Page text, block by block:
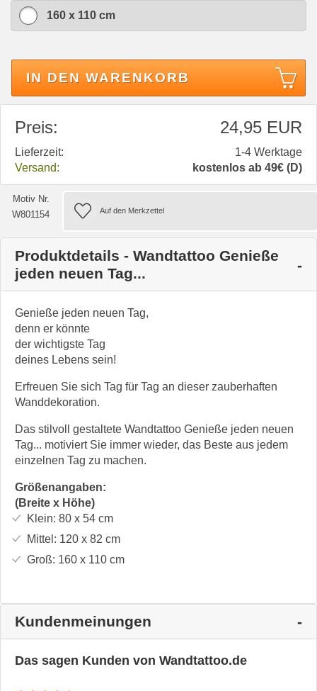
160 x 110 cm
IN DEN WARENKORB
Preis: 24,95 EUR
Lieferzeit:
1-4 Werktage
Versand:
kostenlos ab 49€ (D)
Motiv Nr.
W801154
Produktdetails - Wandtattoo Genieße
jeden neuen Tag...
Genieße jeden neuen Tag,
denn er könnte
der wichtigste Tag
deines Lebens sein!
Erfreuen Sie sich Tag für Tag an dieser zauberhaften
Wanddekoration.
Das stilvoll gestaltete Wandtattoo Genieße jeden neuen
Tag... motiviert Sie immer wieder, das Beste aus jedem
einzelnen Tag zu machen.
Größenangaben:
(Breite x Höhe)
Klein: 80 x 54cm
Mittel: 120 x 82 cm
Groß: 160 x 110cm
Kundenmeinungen
Das sagen Kunden von Wandtattoo.de